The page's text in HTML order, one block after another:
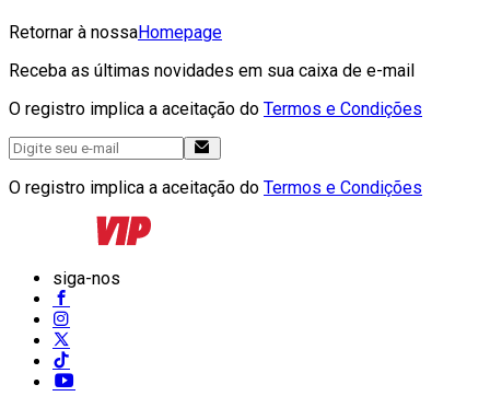
Retornar à nossaHomepage
Receba as últimas novidades em sua caixa de e-mail
O registro implica a aceitação do Termos e Condições
O registro implica a aceitação do Termos e Condições
siga-nos